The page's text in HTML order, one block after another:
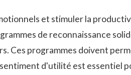
et stimuler la
de reconnaissance
. Ces programmes doivent
d'utilité est essentiel